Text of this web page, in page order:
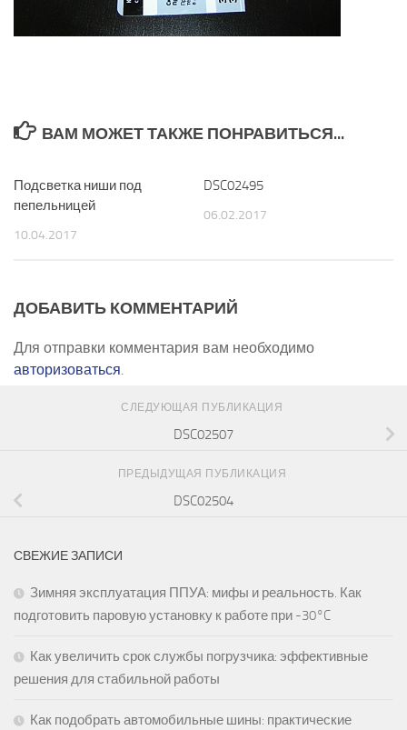
ВАМ МОЖЕТ ТАКЖЕ ПОНРАВИТЬСЯ...
Подсветка ниши под
пепельницей
10.04.2017
DSC02495
06.02.2017
ДОБАВИТЬ КОММЕНТАРИЙ
Для отправки комментария вам необходимо
авторизоваться.
СЛЕДУЮЩАЯ ПУБЛИКАЦИЯ
DSC02507
ПРЕДЫДУЩАЯ ПУБЛИКАЦИЯ
DSC02504
СВЕЖИЕ ЗАПИСИ
Зимняя эксплуатация ППУА: мифы и реальность. Как
подготовить паровую установку к работе при -30°C
Как увеличить срок службы погрузчика: эффективные
решения для стабильной работы
Как подобрать автомобильные шины: практические